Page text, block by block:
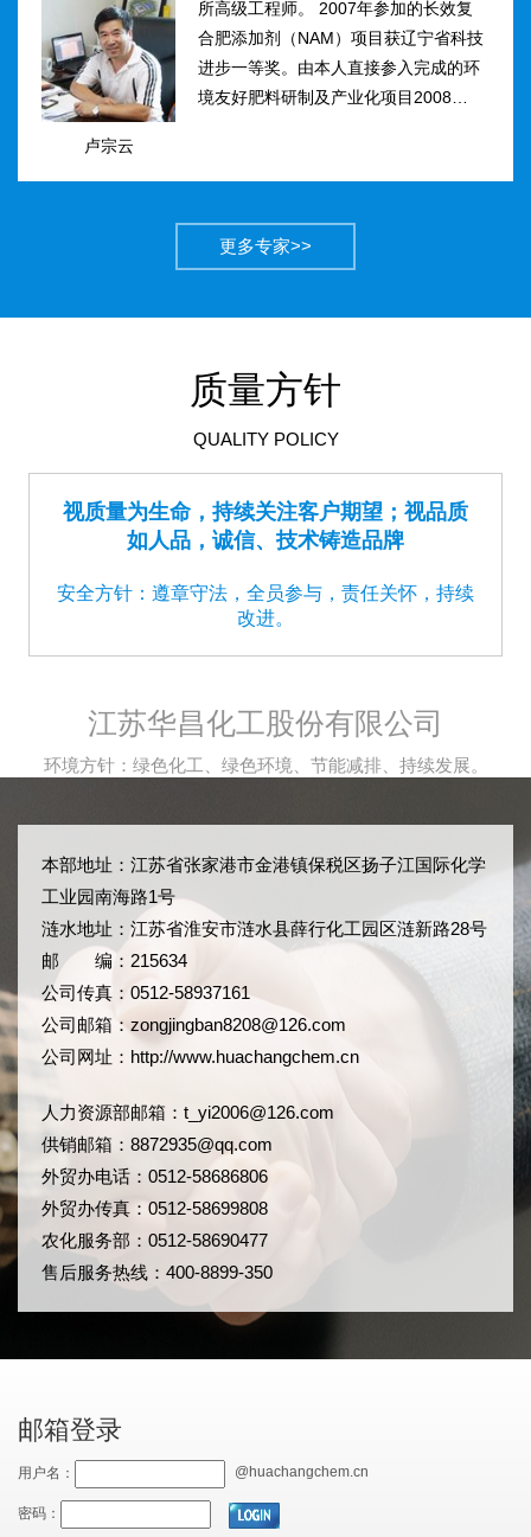
卢宗云
所高级工程师。 2007年参加的长效复
合肥添加剂（NAM）项目获辽宁省科技
进步一等奖。由本人直接参入完成的环
境友好肥料研制及产业化项目2008年获
市有突出贡献中青年专...
更多专家>>
质量方针
QUALITY POLICY
视质量为生命，持续关注客户期望；视品质
如人品，诚信、技术铸造品牌
安全方针：遵章守法，全员参与，责任关怀，持续
改进。
江苏华昌化工股份有限公司
环境方针：绿色化工、绿色环境、节能减排、持续发展。
本部地址：江苏省张家港市金港镇保税区扬子江国际化学
工业园南海路1号
涟水地址：江苏省淮安市涟水县薛行化工园区涟新路28号
邮 编：215634
公司传真：0512-58937161
公司邮箱： zongjingban8208@126.com
公司网址： http://www.huachangchem.cn
人力资源部邮箱： t_yi2006@126.com
供销邮箱：8872935@qq.com
外贸办电话：0512-58686806
外贸办传真：0512-58699808
农化服务部：0512-58690477
售后服务热线：400-8899-350
邮箱登录
用户名： @huachangchem.cn
密码：